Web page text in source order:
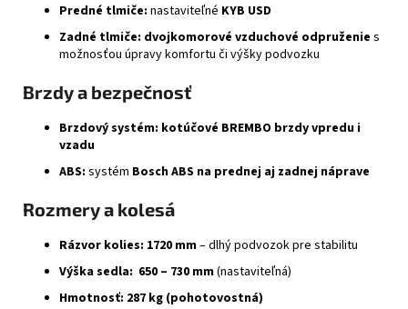
Predné tlmiče: nastaviteľné KYB USD
Zadné tlmiče: dvojkomorové vzduchové odpruženie s
možnosťou úpravy komfortu či výšky podvozku
Brzdy a bezpečnosť
Brzdový systém: kotúčové BREMBO brzdy vpredu i
vzadu
ABS: systém Bosch ABS na prednej aj zadnej náprave
Rozmery a kolesá
Rázvor kolies: 1720 mm– dlhý podvozok pre stabilitu
Výška sedla: 650 – 730 mm(nastaviteľná)
Hmotnosť: 287 kg (pohotovostná)